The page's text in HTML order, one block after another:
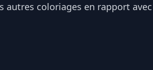
autres coloriages en rapport